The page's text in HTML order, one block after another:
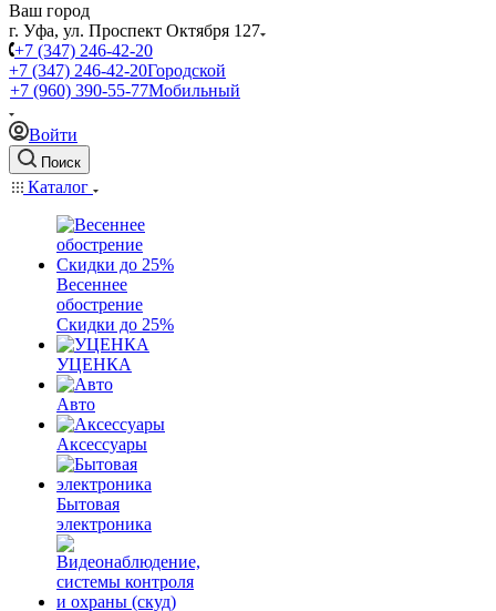
Ваш город
г. Уфа, ул. Проспект Октября 127
+7 (347) 246-42-20
+7 (347) 246-42-20Городской
+7 (960) 390-55-77Мобильный
Войти
Поиск
Каталог
Весеннее
обострение
Скидки до 25%
УЦЕНКА
Авто
Аксессуары
Бытовая
электроника